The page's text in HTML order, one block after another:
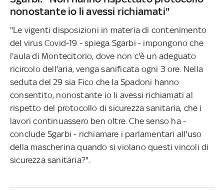
nonostante io li avessi richiamati"
"Le vigenti disposizioni in materia di contenimento
del virus Covid-19 - spiega Sgarbi - impongono che
l'aula di Montecitorio, dove non c'è un adeguato
ricircolo dell'aria, venga sanificata ogni 3 ore. Nella
seduta del 29 sia Fico che la Spadoni hanno
consentito, nonostante io li avessi richiamati al
rispetto del protocollo di sicurezza sanitaria, che i
lavori continuassero ben oltre. Che senso ha -
conclude Sgarbi - richiamare i parlamentari all'uso
della mascherina quando si violano questi vincoli di
sicurezza sanitaria?".